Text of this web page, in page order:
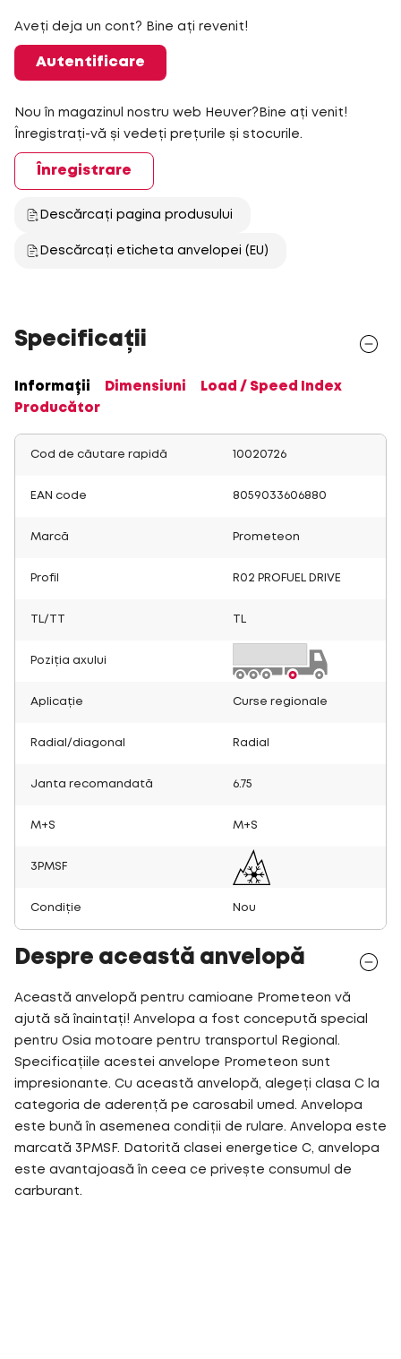
Aveți deja un cont? Bine ați revenit!
Autentificare
Nou în magazinul nostru web Heuver?Bine ați venit!
Înregistrați-vă și vedeți prețurile și stocurile.
Înregistrare
Descărcați pagina produsului
Descărcați eticheta anvelopei (EU)
Specificații
Informații Dimensiuni
Load / Speed Index
Producător
Cod de căutare rapidă 10020726
EAN code 8059033606880
Marcă Prometeon
Profil R02 PROFUEL DRIVE
TL/TT
Poziția axului
Aplicație Curse regionale
Radial/diagonal Radial
Janta recomandată 6.75
M+S M+S
3PMSF
Condiție Nou
Despre această anvelopă
Această anvelopă pentru camioane Prometeon vă
ajută să înaintați! Anvelopa a fost concepută special
pentru Osia motoare pentru transportul Regional.
Specificațiile acestei anvelope Prometeon sunt
impresionante. Cu această anvelopă, alegeți clasa C la
categoria de aderență pe carosabil umed. Anvelopa
este bună în asemenea condiții de rulare. Anvelopa este
marcată 3PMSF. Datorită clasei energetice C, anvelopa
este avantajoasă în ceea ce privește consumul de
carburant.